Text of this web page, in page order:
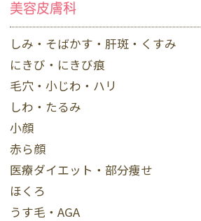
美容皮膚科
しみ・そばかす・肝斑・くすみ
にきび・にきび痕
毛穴・小じわ・ハリ
しわ・たるみ
小顔
赤ら顔
医療ダイエット・部分痩せ
ほくろ
うす毛・AGA